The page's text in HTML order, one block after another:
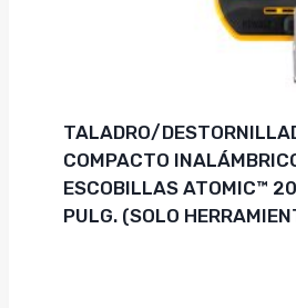
TALADRO/
COMPACTO
ESCOBILLAS ATOMIC™
PULG. (SOLO